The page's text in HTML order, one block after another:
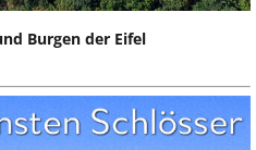
Burgen der Eifel